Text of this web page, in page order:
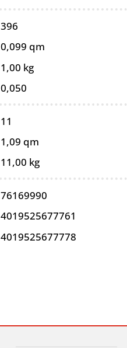
396
0,099 qm
1,00 kg
0,050
11
1,09 qm
11,00 kg
76169990
4019525677761
4019525677778